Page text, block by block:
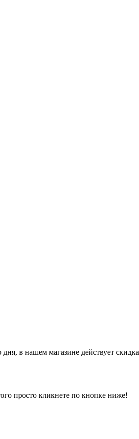
дня, в нашем магазине действует
просто кликнете по кнопке ниже!